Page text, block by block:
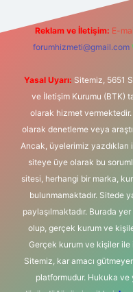
Reklam ve İletişim: E-
forumhizmeti@gmail.com
Yasal Uyarı: Sitemiz, 5651
ve İletişim Kurumu (BTK)
olarak hizmet
olarak denetleme veya
Ancak, üyelerimiz
siteye üye olarak bu
sitesi, herhangi bir marka,
bulunmamaktadır. Sitede
paylaşılmaktadır. Burada
olup, gerçek kurum ve
Gerçek kurum ve kişiler
Sitemiz, kar amacı
platformudur. Hukuka ve